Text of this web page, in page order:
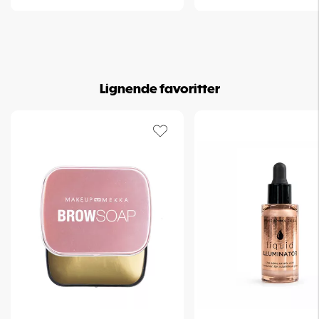
Ja. VIP Kit er sammensat specielt til Beauty Festival og sælges så
længe lager haves.
Vegansk | Altid toldfrit hos Makeup Mekka
95-633
Lignende favoritter